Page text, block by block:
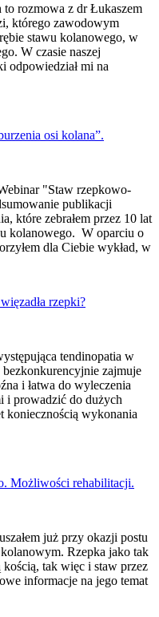
rozmowa z dr Łukaszem
którego zawodowym
stawu kolanowego, w
W czasie naszej
odpowiedział mi na
osi kolana”.
"Staw rzepkowo-
publikacji
które zebrałem przez 10 lat
kolanowego. W oparciu o
dla Ciebie wykład, w
rzepki?
tendinopatia w
zajmuje
i łatwa do wyleczenia
i prowadzić do dużych
koniecznością wykonania
Możliwości rehabilitacji.
już przy okazji postu
Rzepka jako tak
kością, tak więc i staw przez
informacje na jego temat